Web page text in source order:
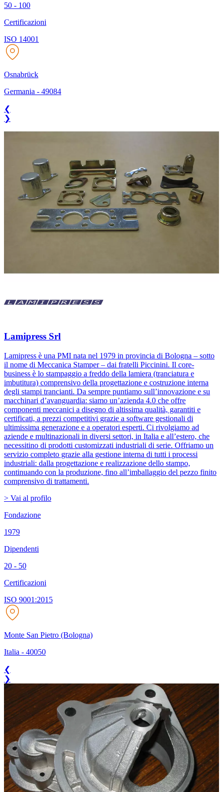
50 - 100
Certificazioni
ISO 14001
Osnabrück
Germania - 49084
❮
❯
Lamipress Srl
Lamipress è una PMI nata nel 1979 in provincia di Bologna – sotto
il nome di Meccanica Stamper – dai fratelli Piccinini. Il core-
business è lo stampaggio a freddo della lamiera (tranciatura e
imbutitura) comprensivo della progettazione e costruzione interna
degli stampi trancianti. Da sempre puntiamo sull’innovazione e su
macchinari d’avanguardia: siamo un’azienda 4.0 che offre
componenti meccanici a disegno di altissima qualità, garantiti e
certificati, a prezzi competitivi grazie a software gestionali di
ultimissima generazione e a operatori esperti. Ci rivolgiamo ad
aziende e multinazionali in diversi settori, in Italia e all’estero, che
necessitino di prodotti customizzati industriali di serie. Offriamo un
servizio completo grazie alla gestione interna di tutti i processi
industriali: dalla progettazione e realizzazione dello stampo,
continuando con la produzione, fino all’imballaggio del pezzo finito
comprensivo di trattamenti.
> Vai al profilo
Fondazione
1979
Dipendenti
20 - 50
Certificazioni
ISO 9001:2015
Monte San Pietro (Bologna)
Italia - 40050
❮
❯